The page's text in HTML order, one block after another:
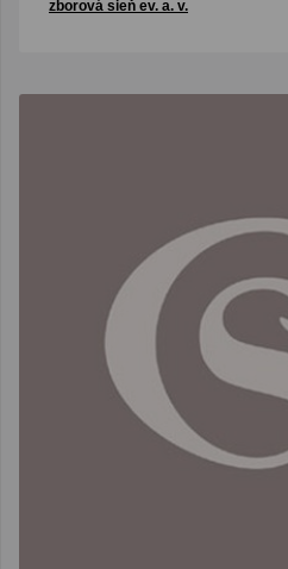
zborová sieň ev. a. v.